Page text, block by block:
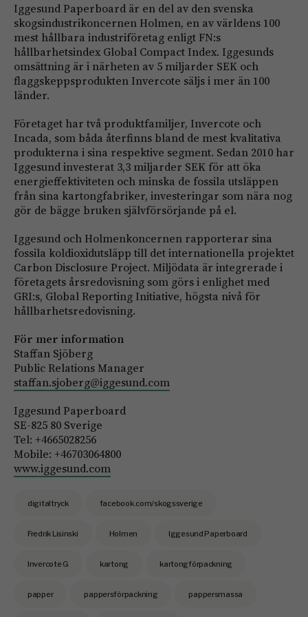
Iggesund Paperboard är en del av den svenska
skogsindustrikoncernen Holmen, en av världens 100
mest hållbara industriföretag enligt FN:s
hållbarhetsindex Global Compact Index. Iggesunds
omsättning är i närheten av 5 miljarder SEK och
flaggskeppsprodukten Invercote säljs i mer än 100
länder.
Företaget har två produktfamiljer, Invercote och
Incada, som båda återfinns bland de mest kvalitativa
produkterna i sina respektive segment. Sedan 2010 har
Iggesund investerat 3,3 miljarder SEK för att öka
energieffektiviteten och minska de fossila utsläppen
från sina kartongfabriker, investeringar som nära nog
gör de bägge bruken självförsörjande på el.
Iggesund och Holmenkoncernen rapporterar sina
fossila koldioxidutsläpp till det internationella projektet
Carbon Disclosure Project. Miljödata är integrerade i
företagets årsredovisning som görs i enlighet med
GRI:s, Global Reporting Initiative, högsta nivå för
hållbarhetsredovisning.
För mer information
Staffan Sjöberg
Public Relations Manager
staffan.sjoberg@iggesund.com
Iggesund Paperboard
SE-825 80 Sverige
Tel: +4665028256
Mobile: +46703064800
www.iggesund.com
digitaltryck facebook.com/skogssverige
Fredrik Lisinski Holmen Iggesund Paperboard
Invercote G kartong kartongförpackning
papper pappersförpackning pappersmassa